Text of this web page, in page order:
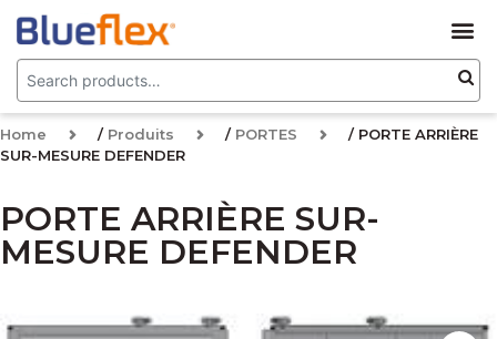
Home / Produits / PORTES
/ PORTE ARRIÈRE
SUR-MESURE DEFENDER
PORTE ARRIÈRE SUR-
MESURE DEFENDER